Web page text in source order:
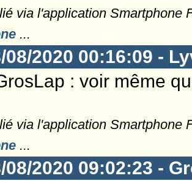
via l'application Smartphone
...
08/2020 00:16:09 -
: voir même
via l'application Smartphone
...
08/2020 09:02:23 -